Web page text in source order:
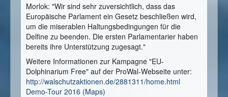
Morlok: "Wir sind sehr zuversichtlich, dass das
Europäische Parlament ein Gesetz beschließen wird,
um die miserablen Haltungsbedingungen für die
Delfine zu beenden. Die ersten Parlamentarier haben
bereits ihre Unterstützung zugesagt."
Weitere Informationen zur Kampagne "EU-
Dolphinarium Free" auf der ProWal-Webseite unter:
http://walschutzaktionen.de/2881311/home.html
Demo-Tour 2016 (Maps)